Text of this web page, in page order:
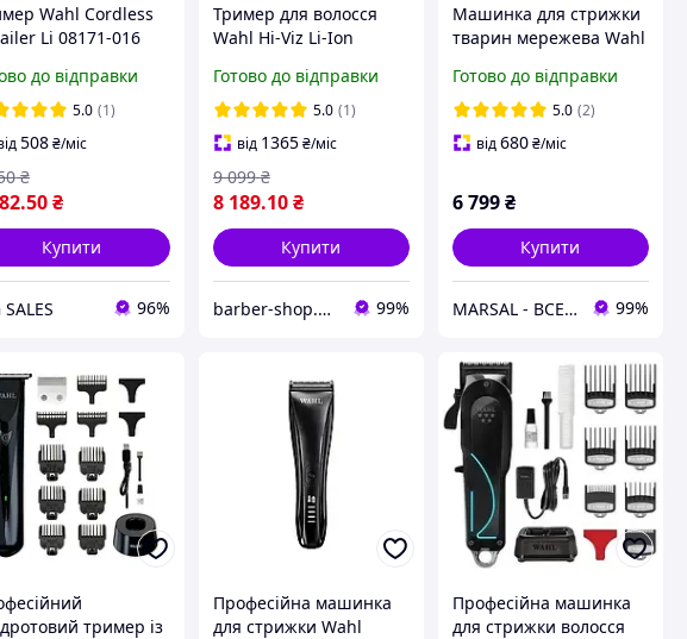
Wahl Cordless
Li 08171-016
леза T-
38 мм
до відправки
5.0 (1)
508₴/міс
.50₴
₴
Купити
96%
Тример для волосся
Wahl Hi-Viz Li-Ion
Готово до відправки
5.0 (1)
від 1365 ₴/міс
8 189.10 ₴
9 099 ₴
Купити
barber-shop.club 99%
Машинка для стрижки
тварин мережева Wahl
Готово до відправки
5.0 (2)
від680₴/міс
6 799₴
Купити
MARSAL - ВСЕ ДЛЯ САЛОНІВ КРАСИ 99%
тример із
Професійна машинка
для стрижки Wahl
Професійна машинка
для стрижки волосся